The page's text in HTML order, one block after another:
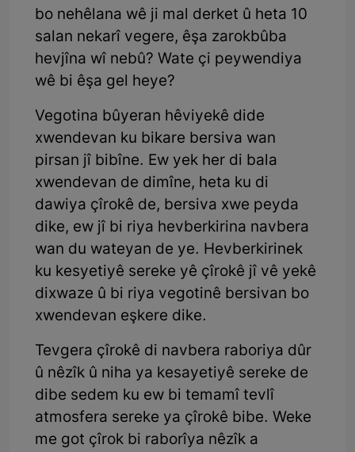
bo nehêlana wê ji mal derket û heta 10
salan nekarî vegere, êşa zarokbûba
hevjîna wî nebû? Wate çi peywendiya
wê bi êşa gel heye?
Vegotina bûyeran hêviyekê dide
xwendevan ku bikare bersiva wan
pirsan jî bibîne. Ew yek her di bala
xwendevan de dimîne, heta ku di
dawiya çîrokê de, bersiva xwe peyda
dike, ew jî bi riya hevberkirina navbera
wan du wateyan de ye. Hevberkirinek
ku kesyetiyê sereke yê çîrokê jî vê yekê
dixwaze û bi riya vegotinê bersivan bo
xwendevan eşkere dike.
Tevgera çîrokê di navbera raboriya dûr
û nêzîk û niha ya kesayetiyê sereke de
dibe sedem ku ew bi temamî tevlî
atmosfera sereke ya çîrokê bibe. Weke
me got çîrok bi raborîya nêzîk a